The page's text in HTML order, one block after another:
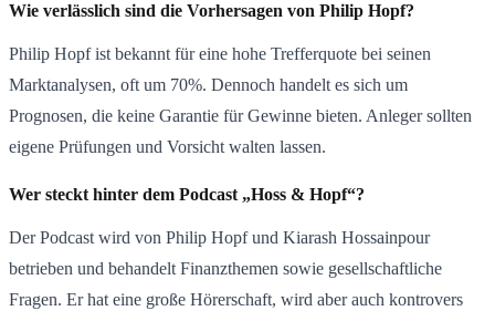
Wie verlässlich sind die Vorhersagen von Philip Hopf?
Philip Hopf ist bekannt für eine hohe Trefferquote bei seinen
Marktanalysen, oft um 70%. Dennoch handelt es sich um
Prognosen, die keine Garantie für Gewinne bieten. Anleger sollten
eigene Prüfungen und Vorsicht walten lassen.
Wer steckt hinter dem Podcast „Hoss & Hopf“?
Der Podcast wird von Philip Hopf und Kiarash Hossainpour
betrieben und behandelt Finanzthemen sowie gesellschaftliche
Fragen. Er hat eine große Hörerschaft, wird aber auch kontrovers